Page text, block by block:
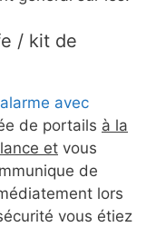
/ kit de
avec
de portails à la
et vous
de
lors
vous étiez